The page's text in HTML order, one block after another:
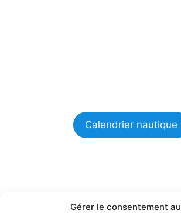
Gérer le consentement
Calendrier nautique
Les derniers articles